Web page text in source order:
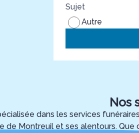
Sujet
Autre
Nos
dans les services
de Montreuil et ses alentours.